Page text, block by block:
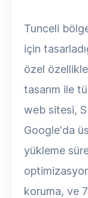
Tunceli
için
özel
tasarım ile
web sitesi,
Google'da
yükleme
koruma, ve